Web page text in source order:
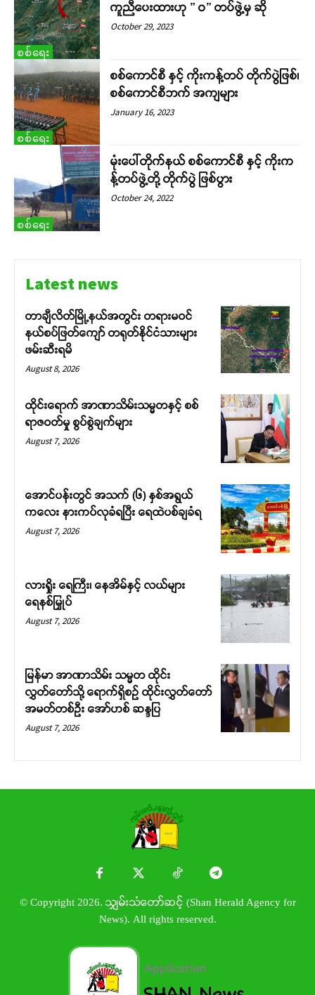
စစ်ရေး
ကူညီပေးထားဟု ” ဝ” တပ်ဖွဲ့မှ ဆို
October 29, 2023
စစ်ရေး
စစ်ကောင်စီ နှင့် ကိုးကန့်တပ် တိုက်ပွဲဖြစ်၊
စစ်ကောင်စီဘက် အကျများ
January 16, 2023
စစ်ရေး
မုံးပေါ်တိုက်နယ် စစ်ကောင်စီ နှင့် ကိုးက
န့်တပ်ဖွဲ့တို့ တိုက်ပွဲ ဖြစ်ပွား
October 24, 2022
Latest news
တာချီလိတ်မြို့နယ်အတွင်း တရားမဝင်
နယ်စပ်ဖြတ်ကျော် တရုတ်နိုင်ငံသားများ
ဖမ်းဆီးရမိ
August 8, 2026
ထိုင်းရောက် အာဏာသိမ်းသမ္မတနှင့် စစ်
ရာဇဝတ်မှု စွပ်စွဲချက်များ
August 7, 2026
အောင်ပန်းတွင် အသက် (၆) နှစ်အရွယ်
ကလေး နားကပ်လုခံရပြီး ရေထဲပစ်ချခံရ
August 7, 2026
လားရှိုး ရေကြီး၊ နေအိမ်နှင့် လယ်များ
ရေနစ်မြှုပ်
August 7, 2026
မြန်မာ အာဏာသိမ်း သမ္မတ ထိုင်း
လွှတ်တော်သို့ ရောက်ရှိစဉ် ထိုင်းလွှတ်တော်
အမတ်တစ်ဦး အော်ဟစ် ဆန္ဒပြ
August 7, 2026
© Copyright 2026. သျှမ်းသံတော်ဆင့် (Shan Herald Agency for
News). All rights reserved.